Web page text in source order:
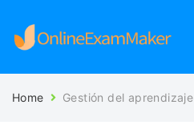
Home Gestión del aprendizaje